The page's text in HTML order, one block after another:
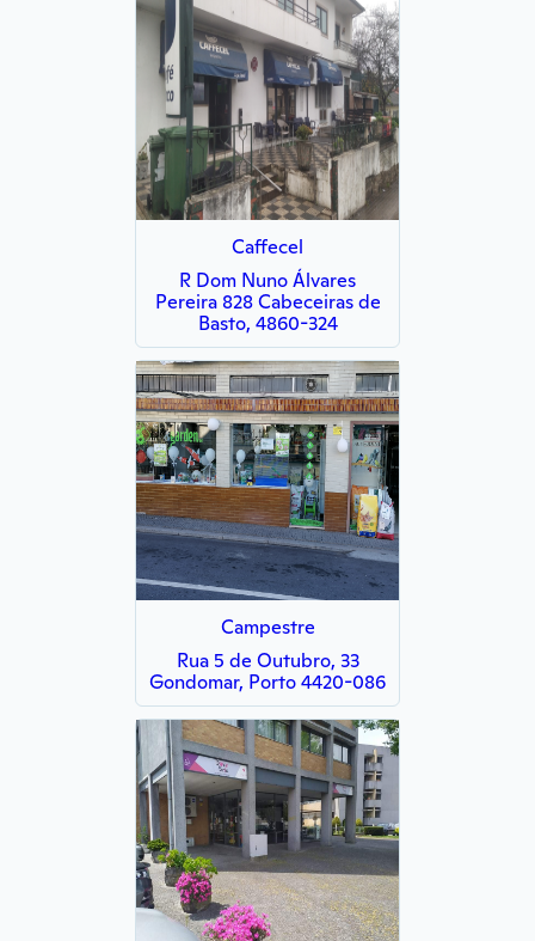
Caffecel
R Dom Nuno Álvares
Pereira 828 Cabeceiras de
Basto, 4860-324
Campestre
Rua 5 de Outubro, 33
Gondomar, Porto 4420-086